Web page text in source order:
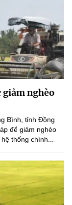
giảm nghèo
Bình, tỉnh Đồng
để giảm nghèo
thống chính...